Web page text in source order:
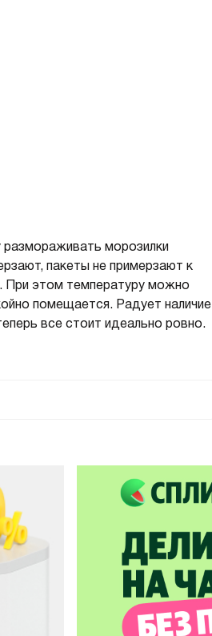
морозилки
пакеты не примерзают к
При этом температуру можно
помещается. Радует наличие
все стоит идеально ровно.